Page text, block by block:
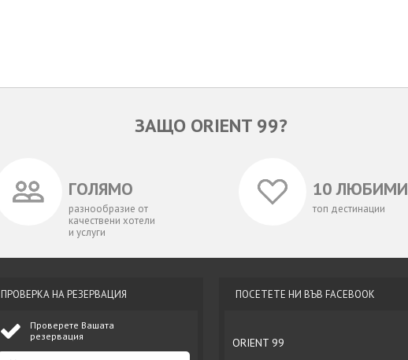
ЗАЩО ORIENT 99?
ГОЛЯМО
разнообразие от
качествени хотели
и услуги
10 ЛЮБИМИ
топ дестинации
ПРОВЕРКА НА РЕЗЕРВАЦИЯ
Проверете Вашата
резервация
ПОСЕТЕТЕ НИ ВЪВ FACEBOOK
ORIENT 99